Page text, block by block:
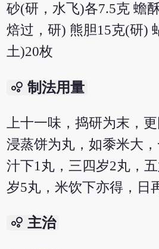
砂(研，水飞)各7.5克 蟾
焙过，研) 熊胆15克(研)
土)20枚
bubble_chart 制法用量
上十一味，捣研为末，
浸蒸饼为丸，如黍米大
汁下1丸，三四岁2丸，
岁5丸，米饮下亦得，日
bubble_chart 主治